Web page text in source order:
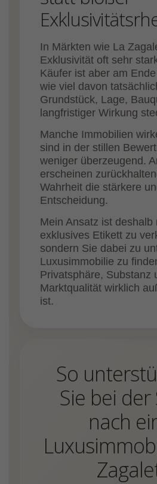
In Märkten wie La
Exklusivität oft sehr
Käufer ist aber am
wie viel davon
Grundstück, Lage,
langfristiger Wirkung
Manche Immobilien
sind in der stillen
weniger überzeugend.
erscheinen
Wahrheit die stärkere
Entscheidung.
Mein Ansatz ist deshalb
exklusives Etikett zu
sondern Sie dabei zu
Luxusimmobilie zu
Privatsphäre, Substanz
Marktqualität wirklich
ist.
So
Sie bei der
nach